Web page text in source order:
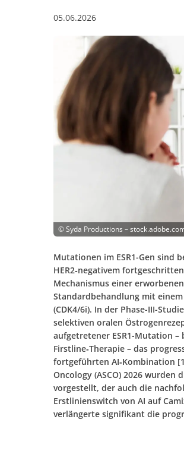
05.06.2026
©Syda Productions –
Mutationen im ESR1-Gen sind
HER2‑negativem
Mechanismus einer
Standardbehandlung mit
(CDK4/6i). In der Phase-III-
selektiven oralen
aufgetretener ESR1-Mutation
Firstline‑Therapie – das
fortgeführten AI‑Kombination
Oncology (ASCO) 2026 wurden
vorgestellt, der auch die
Erstlinienswitch von AI auf
verlängerte signifikant die